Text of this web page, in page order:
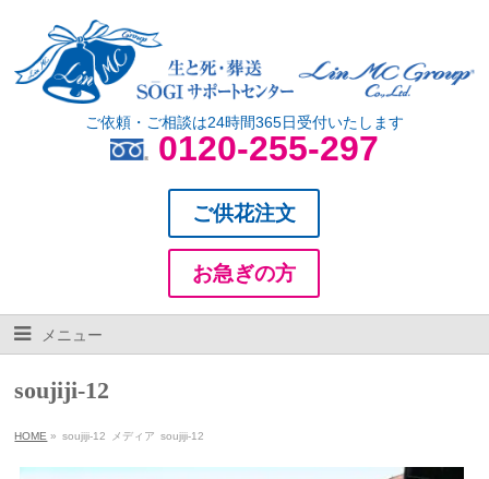
ご依頼・ご相談は24時間365日受付いたします
0120-255-297
ご供花注文
お急ぎの方
メニュー
soujiji-12
HOME » soujiji-12 メディア soujiji-12